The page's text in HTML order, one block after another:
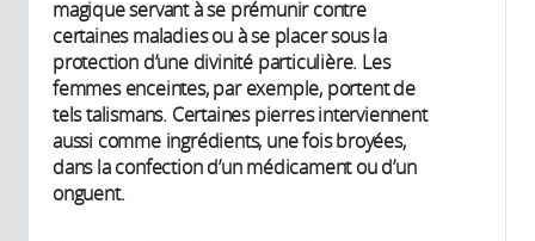
magique servant à se prémunir contre
certaines maladies ou à se placer sous la
protection d’une divinité particulière. Les
femmes enceintes, par exemple, portent de
tels talismans. Certaines pierres interviennent
aussi comme ingrédients, une fois broyées,
dans la confection d’un médicament ou d’un
onguent.